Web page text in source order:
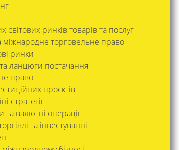
світових ринків товарів та послуг
торговельне право
ринки
ланцюги постачання
право
проєктів
стратегії
та валютні операції
та інвестуванні